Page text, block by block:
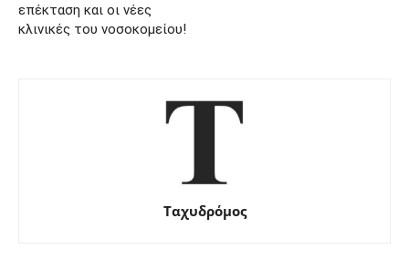
επέκταση και οι νέες
κλινικές του νοσοκομείου!
Ταχυδρόμος